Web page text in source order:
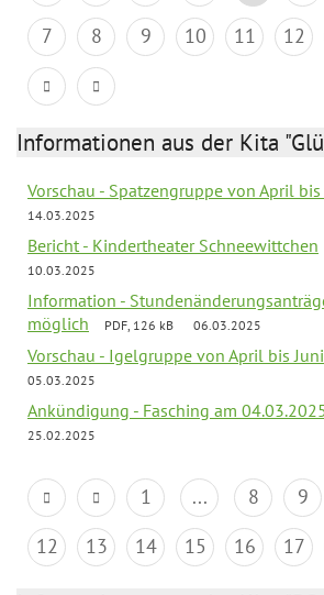
7
8 9 10 11 12
Informationen aus der Kita
Vorschau - Spatzengruppe von April bis
14.03.2025
Bericht - Kindertheater Schneewittchen
10.03.2025
Information -
möglich
PDF, 126 kB 06.03.2025
Vorschau - Igelgruppe von April bis Juni
05.03.2025
Ankündigung - Fasching am
25.02.2025
1 ... 8 9
12
13 14 15 16 17